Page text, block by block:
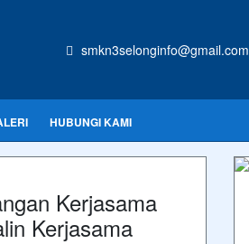
smkn3selonginfo@gmail.com
HUBUNGI KAMI
Kerjasama
Kerjasama